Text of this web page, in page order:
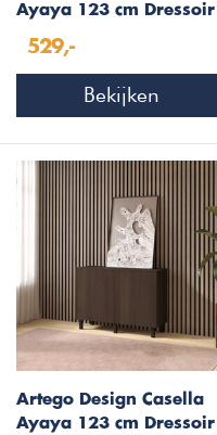
Ayaya 123 cm Dressoir
529,-
Bekijken
Artego Design Casella
Ayaya 123 cm Dressoir